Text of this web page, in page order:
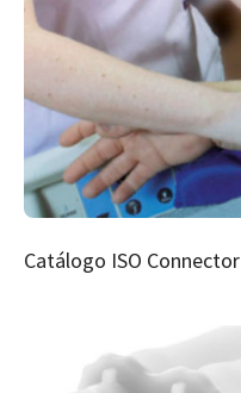
Catálogo ISO Connector